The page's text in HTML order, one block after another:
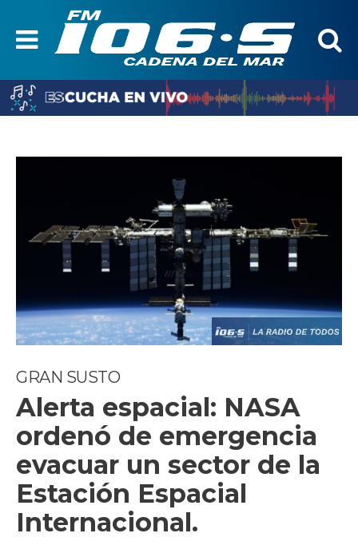
GRAN SUSTO
Alerta espacial: NASA
ordenó de emergencia
evacuar un sector de la
Estación Espacial
Internacional.